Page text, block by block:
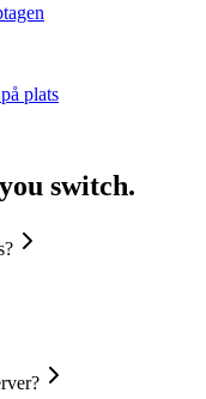
plats
switch.